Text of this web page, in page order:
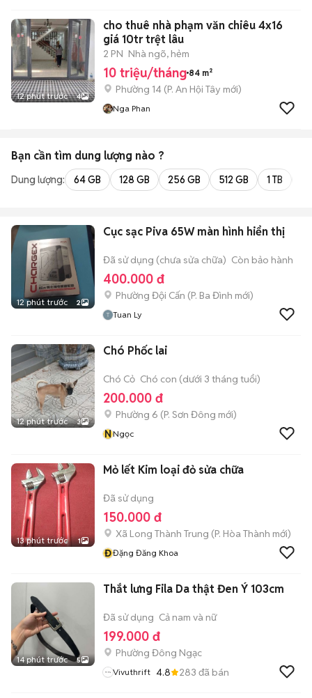
12 phút trước 4
cho thuê nhà phạm văn chiêu 4x16
giá 10tr trệt lâu
2 PN Nhà ngõ, hẻm
10 triệu/tháng 84 m²
Phường 14 (P. An Hội Tây mới)
Nga Phan
Bạn cần tìm dung lượng nào ?
Dung lượng: 64 GB 128 GB 256 GB 512 GB 1 TB
12 phút trước 2
Cục sạc Piva 65W màn hình hiển thị
Đã sử dụng (chưa sửa chữa) Còn bảo hành
400.000 đ
Phường Đội Cấn (P. Ba Đình mới)
Tuan Ly
12 phút trước 3
Chó Phốc lai
Chó Cỏ Chó con (dưới 3 tháng tuổi)
200.000 đ
Phường 6 (P. Sơn Đông mới)
NNgọc
13 phút trước 1
Mỏ lết Kim loại đỏ sửa chữa
Đã sử dụng
150.000 đ
Xã Long Thành Trung (P. Hòa Thành mới)
ĐĐặng Đăng Khoa
14 phút trước 5
Thắt lưng Fila Da thật Đen Ý 103cm
Đã sử dụng Cả nam và nữ
199.000 đ
Phường Đông Ngạc
Vivuthrift 4.8 283 đã bán